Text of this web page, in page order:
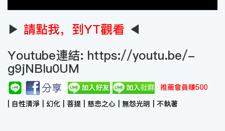
▶ 請點我，到YT觀看 ◀
Youtube連結: https://youtu.be/-
g9jNBIu0UM
推薦會員賺500
| 自性清淨 | 幻化 | 菩提 | 慈悲之心 | 無怨光明 | 不執著